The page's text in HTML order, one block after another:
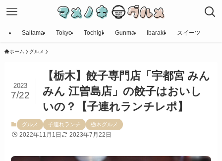
Saitama Tokyo Tochigi Gunma Ibaraki スイーツ
ホーム グルメ
【栃木】餃子専門店「宇都宮 みん
みん 江曽島店」の餃子はおいし
いの？【子連れランチレポ】
2023
7/22
グルメ 子連れランチ 栃木グルメ
2022年11月1日 2023年7月22日